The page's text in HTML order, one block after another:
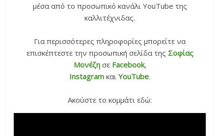
μέσα από το προσωπικό κανάλι YouTube της
καλλιτέχνιδας.
Για περισσότερες πληροφορίες μπορείτε να
επισκέπτεστε την προσωπική σελίδα της Σοφίας
Μονέζησε Facebook,
Instagram καιYouTube.
Ακούστε το κομμάτι εδώ: